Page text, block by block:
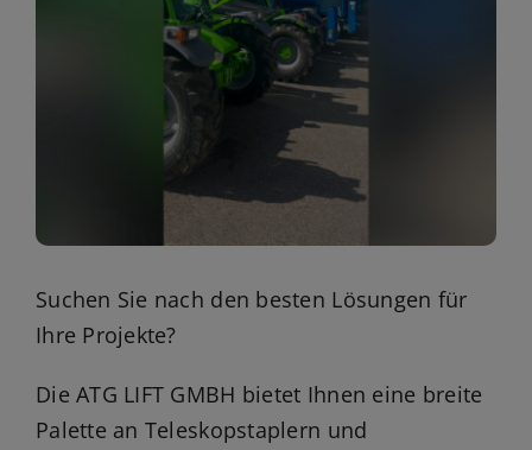
Suchen Sie nach den besten Lösungen für
Ihre Projekte?
Die ATG LIFT GMBH bietet Ihnen eine breite
Palette an Teleskopstaplern und